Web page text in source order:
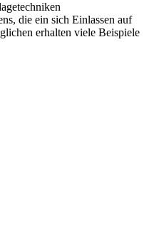
die ein sich Einlassen auf
erhalten viele Beispiele